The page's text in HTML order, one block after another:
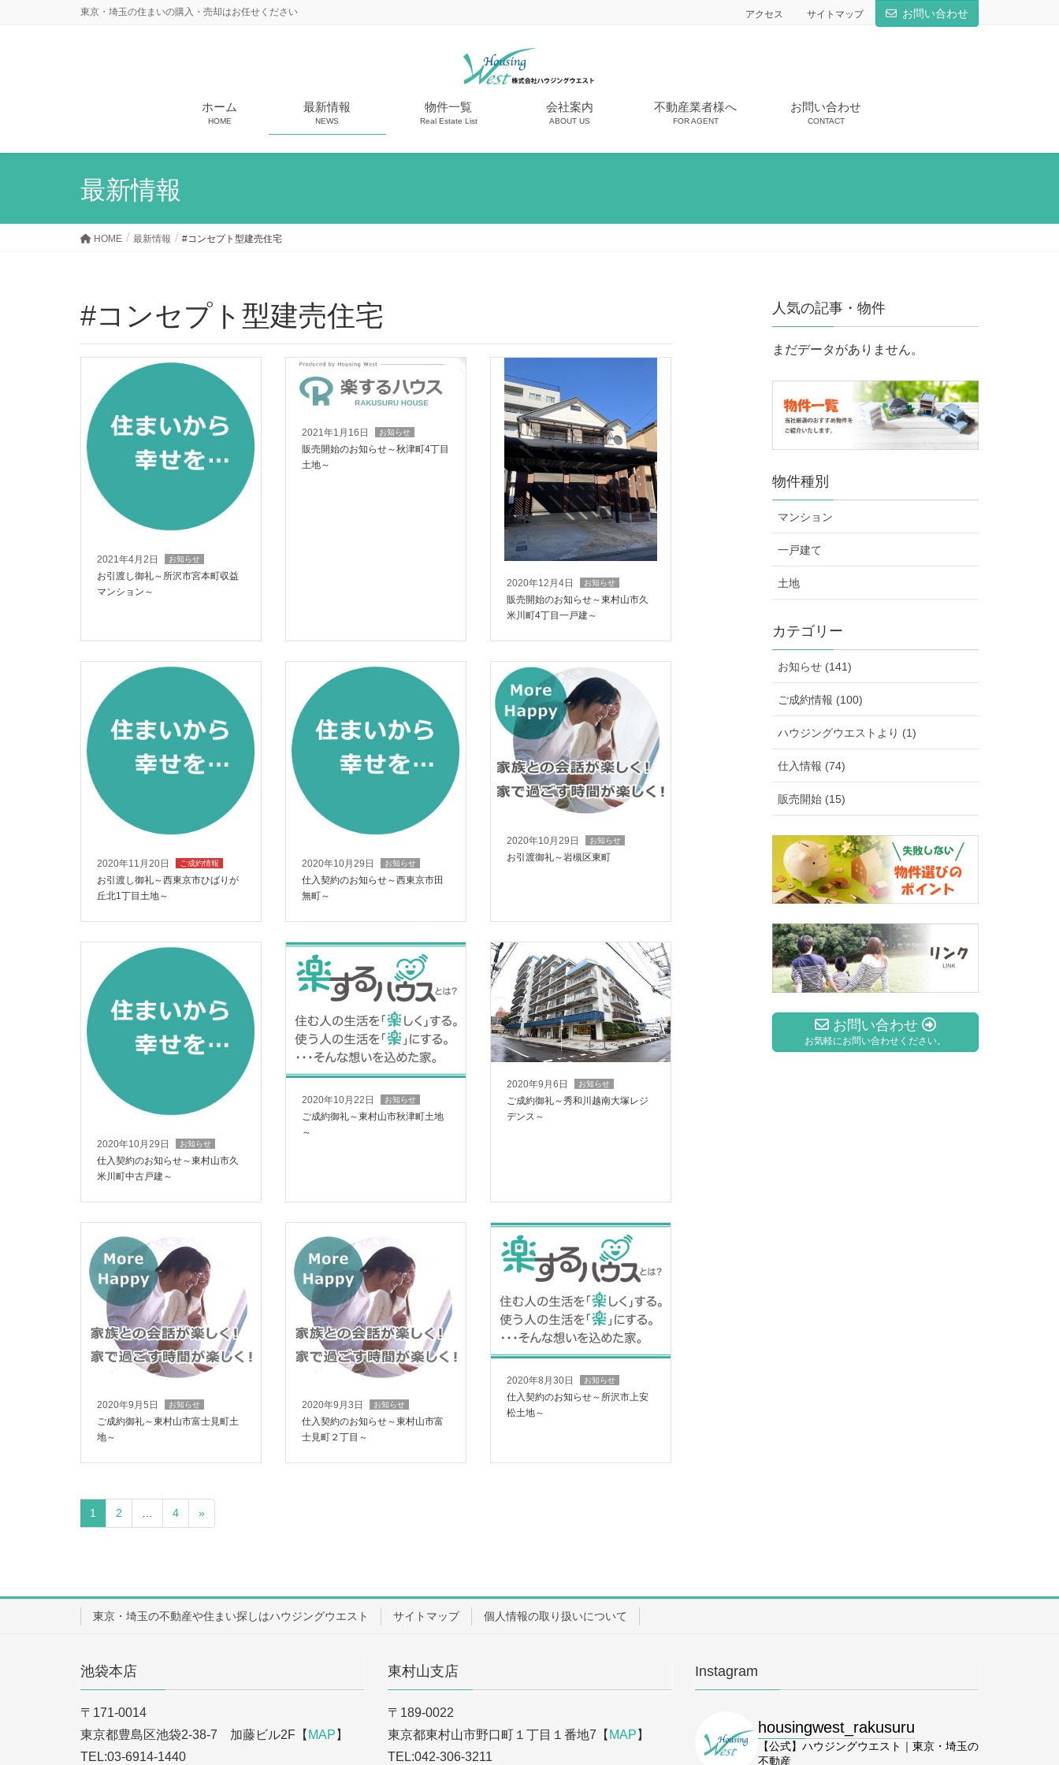
東京・埼玉の住まいの購入・売却はお任せください アクセス サイトマップ お問い合わせ
ホーム
HOME
最新情報
NEWS
物件一覧
Real Estate List
会社案内
ABOUT US
不動産業者様へ
FOR AGENT
お問い合わせ
CONTACT
最新情報
HOME 最新情報 #コンセプト型建売住宅
#コンセプト型建売住宅
2021年4月2日 お知らせ
お引渡し御礼～所沢市宮本町収益
マンション～
2021年1月16日 お知らせ
販売開始のお知らせ～秋津町4丁目
土地～
2020年12月4日 お知らせ
販売開始のお知らせ～東村山市久
米川町4丁目一戸建～
2020年11月20日 ご成約情報
お引渡し御礼～西東京市ひばりが
丘北1丁目土地～
2020年10月29日 お知らせ
仕入契約のお知らせ～西東京市田
無町～
2020年10月29日 お知らせ
お引渡御礼～岩槻区東町
2020年10月29日 お知らせ
仕入契約のお知らせ～東村山市久
米川町中古戸建～
2020年10月22日 お知らせ
ご成約御礼～東村山市秋津町土地
～
2020年9月6日 お知らせ
ご成約御礼～秀和川越南大塚レジ
デンス～
2020年9月5日 お知らせ
ご成約御礼～東村山市富士見町土
地～
2020年9月3日 お知らせ
仕入契約のお知らせ～東村山市富
士見町２丁目～
2020年8月30日 お知らせ
仕入契約のお知らせ～所沢市上安
松土地～
1 2 4 »
人気の記事・物件
まだデータがありません。
物件種別
マンション
一戸建て
土地
カテゴリー
お知らせ (141)
ご成約情報 (100)
ハウジングウエストより (1)
仕入情報 (74)
販売開始 (15)
お問い合わせ
お気軽にお問い合わせください。
東京・埼玉の不動産や住まい探しはハウジングウエスト サイトマップ 個人情報の取り扱いについて
池袋本店
〒171-0014
東京都豊島区池袋2-38-7 加藤ビル2F【 MAP 】
TEL:03-6914-1440
東村山支店
〒189-0022
東京都東村山市野口町１丁目１番地7【 MAP 】
TEL:042-306-3211
Instagram
housingwest_rakusuru
【公式】ハウジングウエスト｜東京・埼玉の
不動産